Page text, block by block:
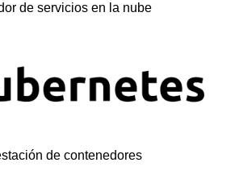
de servicios en la nube
de contenedores